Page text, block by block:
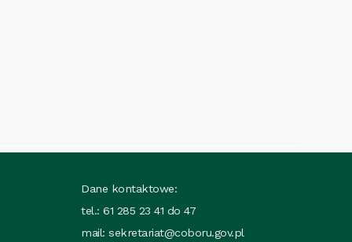
Dane kontaktowe:
tel.: 61 285 23 41 do 47
mail:sekretariat@coboru.gov.pl